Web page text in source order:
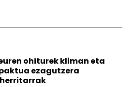
euren ohiturek kliman eta
ezagutzera